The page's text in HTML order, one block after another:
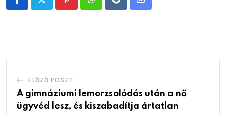
PinterestWhatsappRedditShare
ELŐZŐ POSZT
A gimnáziumi lemorzsolódás után a nő
ügyvéd lesz, és kiszabadítja ártatlan